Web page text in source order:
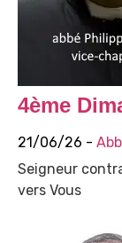
4ème
21/06/26 -
Seigneur
vers Vous